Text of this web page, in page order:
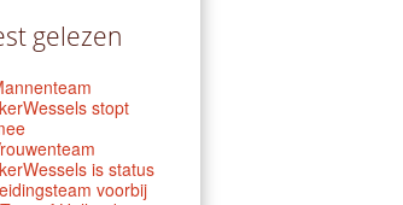
gelezen
stopt
is status
voorbij